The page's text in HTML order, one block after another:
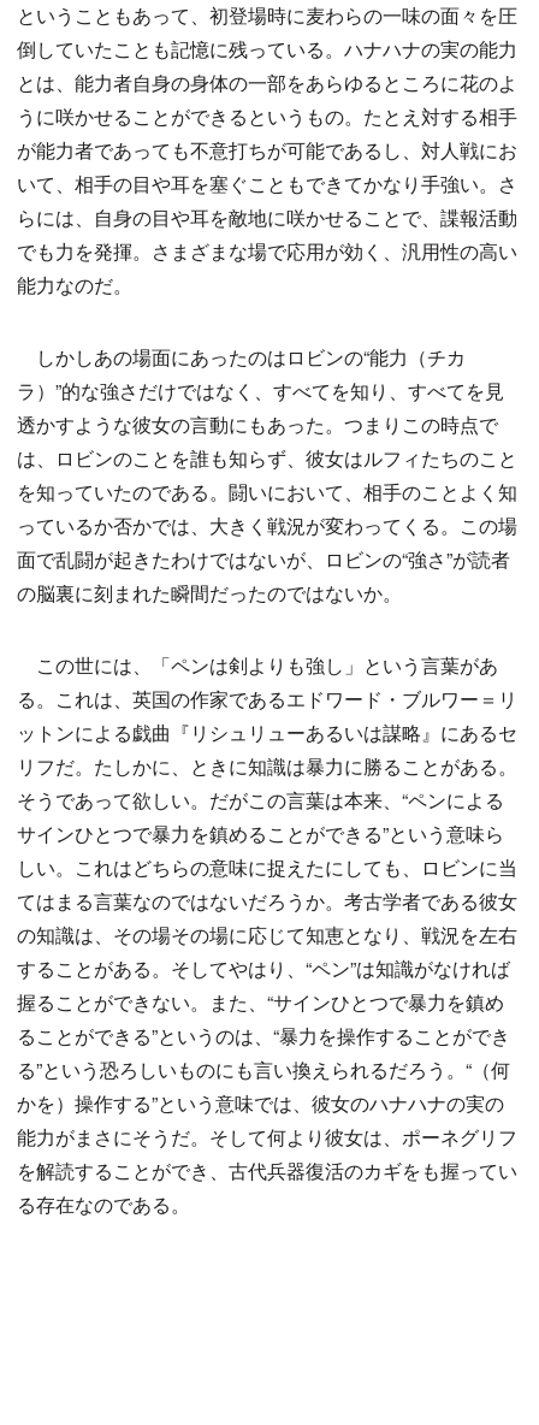
ということもあって、初登場時に麦わらの一味の面々を圧
倒していたことも記憶に残っている。ハナハナの実の能力
とは、能力者自身の身体の一部をあらゆるところに花のよ
うに咲かせることができるというもの。たとえ対する相手
が能力者であっても不意打ちが可能であるし、対人戦にお
いて、相手の目や耳を塞ぐこともできてかなり手強い。さ
らには、自身の目や耳を敵地に咲かせることで、諜報活動
でも力を発揮。さまざまな場で応用が効く、汎用性の高い
能力なのだ。
しかしあの場面にあったのはロビンの“能力（チカ
ラ）”的な強さだけではなく、すべてを知り、すべてを見
透かすような彼女の言動にもあった。つまりこの時点で
は、ロビンのことを誰も知らず、彼女はルフィたちのこと
を知っていたのである。闘いにおいて、相手のことよく知
っているか否かでは、大きく戦況が変わってくる。この場
面で乱闘が起きたわけではないが、ロビンの“強さ”が読者
の脳裏に刻まれた瞬間だったのではないか。
この世には、「ペンは剣よりも強し」という言葉があ
る。これは、英国の作家であるエドワード・ブルワー＝リ
ットンによる戯曲『リシュリューあるいは謀略』にあるセ
リフだ。たしかに、ときに知識は暴力に勝ることがある。
そうであって欲しい。だがこの言葉は本来、“ペンによる
サインひとつで暴力を鎮めることができる”という意味ら
しい。これはどちらの意味に捉えたにしても、ロビンに当
てはまる言葉なのではないだろうか。考古学者である彼女
の知識は、その場その場に応じて知恵となり、戦況を左右
することがある。そしてやはり、“ペン”は知識がなければ
握ることができない。また、“サインひとつで暴力を鎮め
ることができる”というのは、“暴力を操作することができ
る”という恐ろしいものにも言い換えられるだろう。“（何
かを）操作する”という意味では、彼女のハナハナの実の
能力がまさにそうだ。そして何より彼女は、ポーネグリフ
を解読することができ、古代兵器復活のカギをも握ってい
る存在なのである。